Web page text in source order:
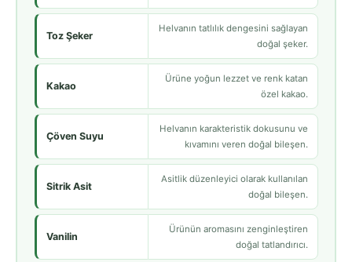
Toz Şeker
Helvanın tatlılık dengesini sağlayan
doğal şeker.
Kakao
Ürüne yoğun lezzet ve renk katan
özel kakao.
Çöven Suyu
Helvanın karakteristik dokusunu ve
kıvamını veren doğal bileşen.
Sitrik Asit
Asitlik düzenleyici olarak kullanılan
doğal bileşen.
Vanilin
Ürünün aromasını zenginleştiren
doğal tatlandırıcı.